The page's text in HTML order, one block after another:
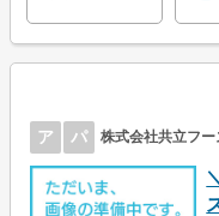
ア パ 株式会社共立フー